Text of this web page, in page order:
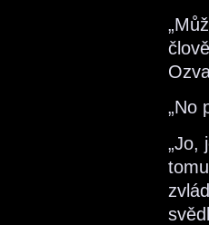
„No
„Jo,